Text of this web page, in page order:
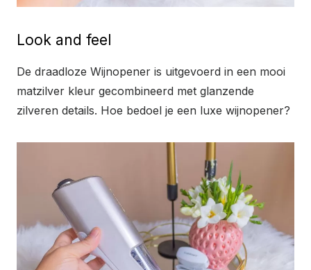
Look and feel
De draadloze Wijnopener is uitgevoerd in een mooi
matzilver kleur gecombineerd met glanzende
zilveren details. Hoe bedoel je een luxe wijnopener?